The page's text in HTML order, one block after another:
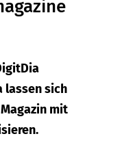
lassen sich
mit